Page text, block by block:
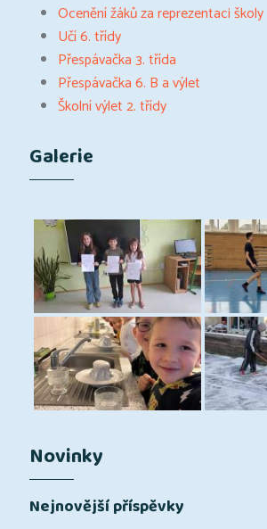
Ocenění žáků za reprezentaci školy
Učí 6. třídy
Přespávačka 3. třída
Přespávačka 6. B a výlet
Školní výlet 2. třídy
Galerie
Novinky
Nejnovější příspěvky